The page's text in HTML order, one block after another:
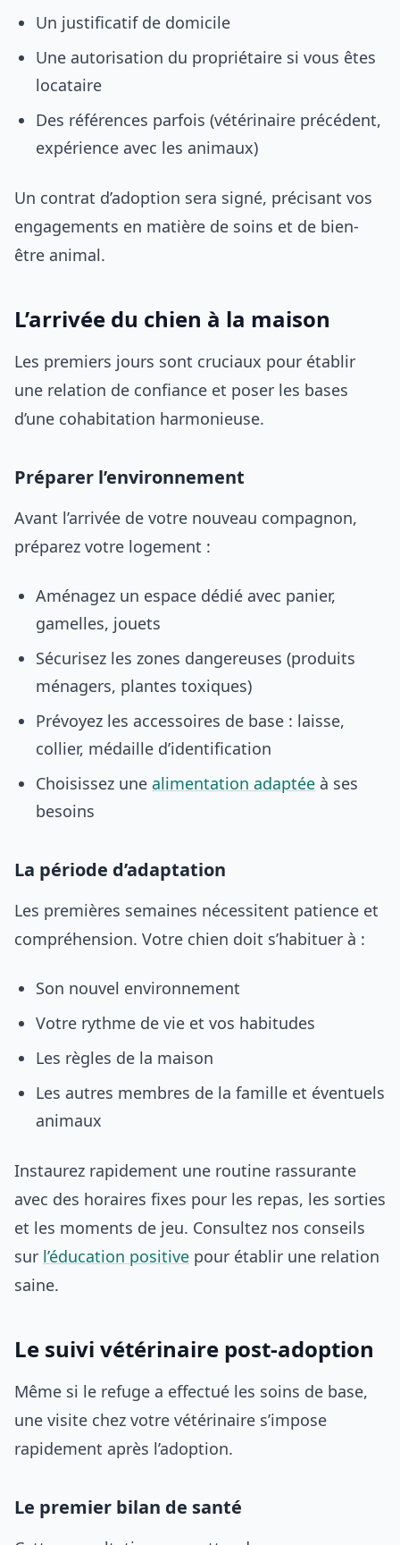
Un justificatif de domicile
Une autorisation du propriétaire si vous êtes
locataire
Des références parfois (vétérinaire précédent,
expérience avec les animaux)
Un contrat d’adoption sera signé, précisant vos
engagements en matière de soins et de bien-
être animal.
L’arrivée du chien à la maison
Les premiers jours sont cruciaux pour établir
une relation de confiance et poser les bases
d’une cohabitation harmonieuse.
Préparer l’environnement
Avant l’arrivée de votre nouveau compagnon,
préparez votre logement :
Aménagez un espace dédié avec panier,
gamelles, jouets
Sécurisez les zones dangereuses (produits
ménagers, plantes toxiques)
Prévoyez les accessoires de base : laisse,
collier, médaille d’identification
Choisissez une alimentation adaptée à ses
besoins
La période d’adaptation
Les premières semaines nécessitent patience et
compréhension. Votre chien doit s’habituer à :
Son nouvel environnement
Votre rythme de vie et vos habitudes
Les règles de la maison
Les autres membres de la famille et éventuels
animaux
Instaurez rapidement une routine rassurante
avec des horaires fixes pour les repas, les sorties
et les moments de jeu. Consultez nos conseils
sur l’éducation positive pour établir une relation
saine.
Le suivi vétérinaire post-adoption
Même si le refuge a effectué les soins de base,
une visite chez votre vétérinaire s’impose
rapidement après l’adoption.
Le premier bilan de santé